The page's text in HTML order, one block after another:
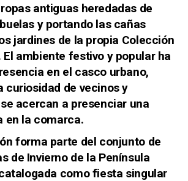
antiguas heredadas de
y portando las cañas
jardines de la propia Colección
ambiente festivo y popular ha
en el casco urbano,
curiosidad de vecinos y
acercan a presenciar una
en la comarca.
forma parte del conjunto de
de Invierno de la Península
como fiesta singular